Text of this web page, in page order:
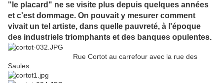
"le placard" ne se visite plus depuis quelques années
et c'est dommage. On pouvait y mesurer comment
vivait un tel artiste, dans quelle pauvreté, à l'époque
des industriels triomphants et des banques opulentes.
Rue Cortot au carrefour avec la rue des
Saules.